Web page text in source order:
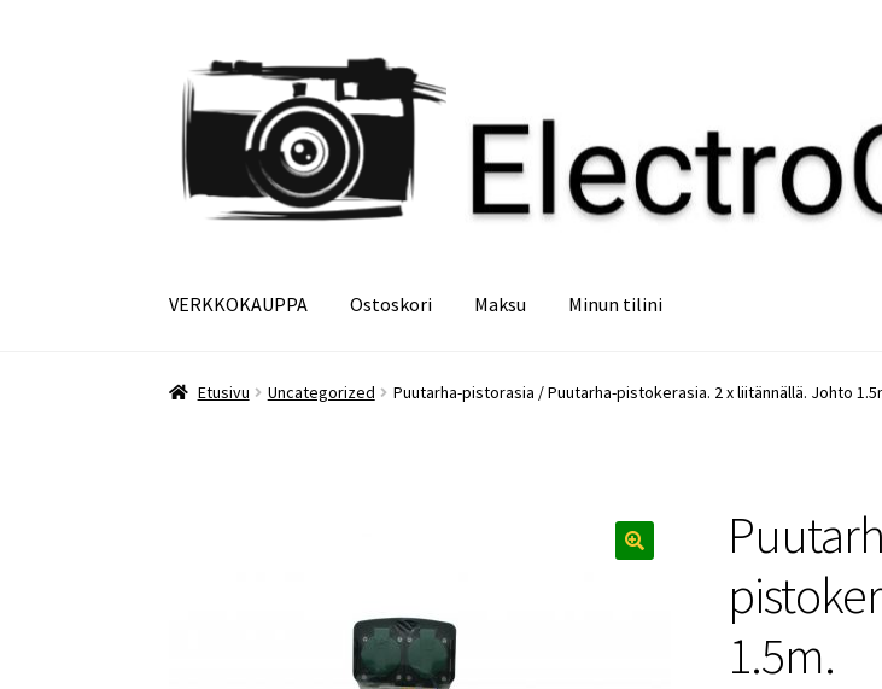
Siirry
navigointiin
Siirry
sisältöön
VERKKOKAUPPA Ostoskori Maksu Minun tilini
Etusivu Maksu Minun tilini Ostoskori
Etusivu Uncategorized Puutarha-pistorasia / Puutarha-pistokerasia. 2 x liitännällä. Johto
1.5m.